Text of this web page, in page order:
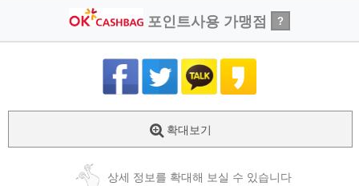
포인트사용 가맹점 ?
확대보기
상세 정보를 확대해 보실 수 있습니다